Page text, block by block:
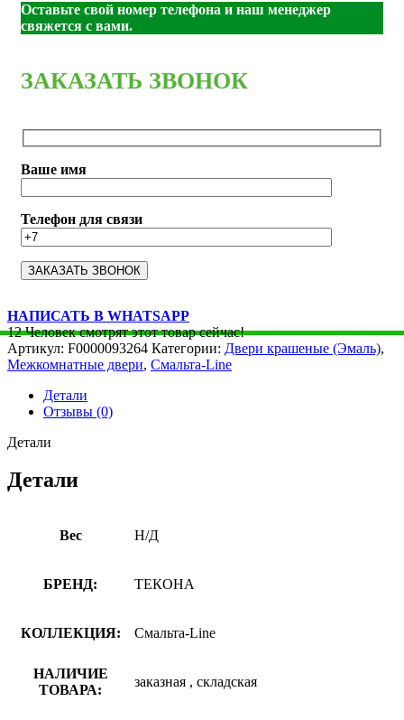
Оставьте свой номер телефона и наш менеджер
свяжется с вами.
ЗАКАЗАТЬ ЗВОНОК
Ваше имя
Телефон для связи
НАПИСАТЬ В WHATSAPP
12 Человек смотрят этот товар сейчас!
Артикул: F0000093264 Категории: Двери крашеные (Эмаль),
Межкомнатные двери, Смальта-Line
Детали
Отзывы (0)
Детали
Детали
Вес Н/Д
БРЕНД: ТЕКОНА
КОЛЛЕКЦИЯ: Смальта-Line
НАЛИЧИЕ
ТОВАРА:
заказная , складская